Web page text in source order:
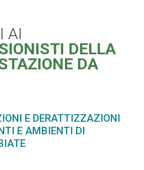
AI
DELLA
DA
E DERATTIZZAZIONI
E AMBIENTI DI